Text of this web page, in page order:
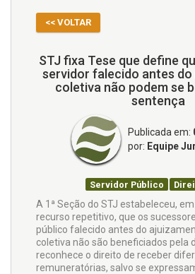
<< VOLTAR
STJ fixa Tese que define
servidor falecido antes do
coletiva não podem se
sentença
Publicada em:
por: Equipe
Servidor Público
​A 1ª Seção do STJ estabeleceu,
recurso repetitivo, que os
público falecido antes do
coletiva não são beneficiados pela
reconhece o direito de receber
remuneratórias, salvo se